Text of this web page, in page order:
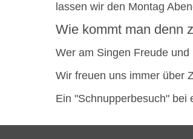
lassen wir den Montag
Wie kommt man denn
Wer am Singen Freude
Wir freuen uns immer über
Ein "Schnup­per­be­such" bei